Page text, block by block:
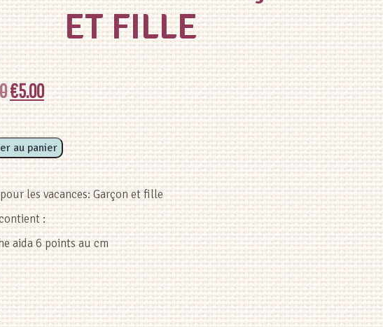
ET FILLE
Le
prix
initial
était :
€7.50.
€5.00Le
prix
actuel
est :
€5.00.
au panier
les vacances: Garçon et fille
:
aida 6 points au cm